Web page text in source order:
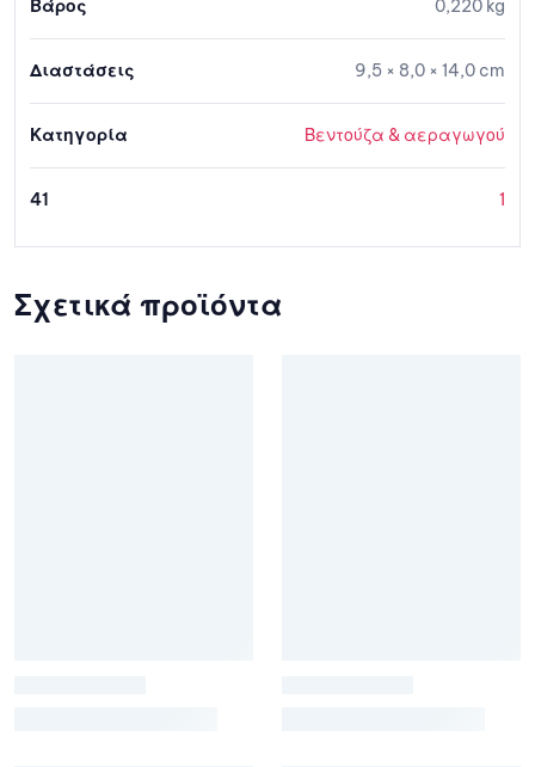
Βάρος 0,220 kg
Διαστάσεις 9,5 × 8,0 × 14,0 cm
Κατηγορία Βεντούζα & αεραγωγού
41 1
Σχετικά προϊόντα